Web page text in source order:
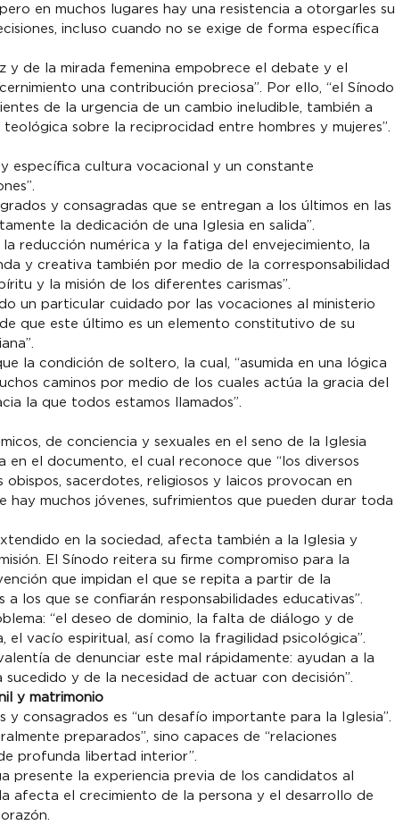
en muchos lugares hay una resistencia a otorgarles su
incluso cuando no se exige de forma específica
y de la mirada femenina empobrece el debate y el
una contribución preciosa”. Por ello, “el Sínodo
de la urgencia de un cambio ineludible, también a
sobre la reciprocidad entre hombres y mujeres”.
específica cultura vocacional y un constante
y consagradas que se entregan a los últimos en las
la dedicación de una Iglesia en salida”.
la reducción numérica y la fatiga del envejecimiento, la
y creativa también por medio de la corresponsabilidad
y la misión de los diferentes carismas”.
un particular cuidado por las vocaciones al ministerio
que este último es un elemento constitutivo de su
la condición de soltero, la cual, “asumida en una lógica
caminos por medio de los cuales actúa la gracia del
la que todos estamos llamados”.
de conciencia y sexuales en el seno de la Iglesia
en el documento, el cual reconoce que “los diversos
sacerdotes, religiosos y laicos provocan en
hay muchos jóvenes, sufrimientos que pueden durar toda
en la sociedad, afecta también a la Iglesia y
El Sínodo reitera su firme compromiso para la
que impidan el que se repita a partir de la
los que se confiarán responsabilidades educativas”.
“el deseo de dominio, la falta de diálogo y de
el vacío espiritual, así como la fragilidad psicológica”.
de denunciar este mal rápidamente: ayudan a la
y de la necesidad de actuar con decisión”.
y matrimonio
consagrados es “un desafío importante para la Iglesia”.
preparados”, sino capaces de “relaciones
profunda libertad interior”.
presente la experiencia previa de los candidatos al
afecta el crecimiento de la persona y el desarrollo de